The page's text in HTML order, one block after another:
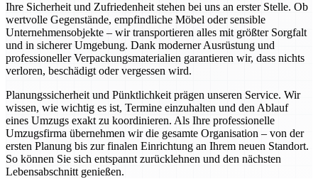
Ihre Sicherheit und Zufriedenheit stehen bei uns an erster Stelle. Ob
wertvolle Gegenstände, empfindliche Möbel oder sensible
Unternehmensobjekte – wir transportieren alles mit größter Sorgfalt
und in sicherer Umgebung. Dank moderner Ausrüstung und
professioneller Verpackungsmaterialien garantieren wir, dass nichts
verloren, beschädigt oder vergessen wird.
Planungssicherheit und Pünktlichkeit prägen unseren Service. Wir
wissen, wie wichtig es ist, Termine einzuhalten und den Ablauf
eines Umzugs exakt zu koordinieren. Als Ihre professionelle
Umzugsfirma übernehmen wir die gesamte Organisation – von der
ersten Planung bis zur finalen Einrichtung an Ihrem neuen Standort.
So können Sie sich entspannt zurücklehnen und den nächsten
Lebensabschnitt genießen.